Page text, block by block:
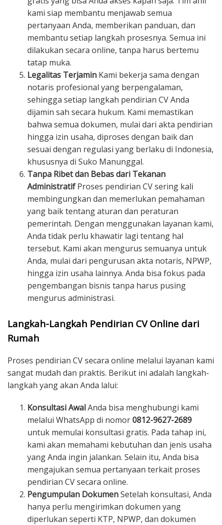
kami siap membantu menjawab semua
pertanyaan Anda, memberikan panduan, dan
membantu setiap langkah prosesnya. Semua ini
dilakukan secara online, tanpa harus bertemu
tatap muka.
Legalitas Terjamin Kami bekerja sama dengan
notaris profesional yang berpengalaman,
sehingga setiap langkah pendirian CV Anda
dijamin sah secara hukum. Kami memastikan
bahwa semua dokumen, mulai dari akta pendirian
hingga izin usaha, diproses dengan baik dan
sesuai dengan regulasi yang berlaku di Indonesia,
khususnya di Suko Manunggal.
Tanpa Ribet dan Bebas dari Tekanan
AdministratifProses pendirian CV sering kali
membingungkan dan memerlukan pemahaman
yang baik tentang aturan dan peraturan
pemerintah. Dengan menggunakan layanan kami,
Anda tidak perlu khawatir lagi tentang hal
tersebut. Kami akan mengurus semuanya untuk
Anda, mulai dari pengurusan akta notaris, NPWP,
hingga izin usaha lainnya. Anda bisa fokus pada
pengembangan bisnis tanpa harus pusing
mengurus administrasi.
Langkah-Langkah Pendirian CV Online dari
Rumah
Proses pendirian CV secara online melalui layanan kami
sangat mudah dan praktis. Berikut ini adalah langkah-
langkah yang akan Anda lalui:
Konsultasi AwalAnda bisa menghubungi kami
melalui WhatsApp di nomor0812-9627-2689
untuk memulai konsultasi gratis. Pada tahap ini,
kami akan memahami kebutuhan dan jenis usaha
yang Anda ingin jalankan. Selain itu, Anda bisa
mengajukan semua pertanyaan terkait proses
pendirian CV secara online.
Pengumpulan DokumenSetelah konsultasi, Anda
hanya perlu mengirimkan dokumen yang
diperlukan seperti KTP, NPWP, dan dokumen